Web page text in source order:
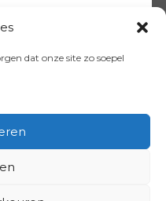
dat onze site zo soepel